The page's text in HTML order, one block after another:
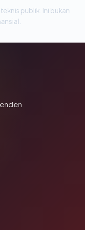
publik. Ini bukan